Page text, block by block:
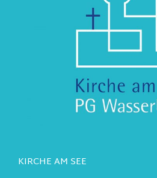
KIRCHE AM SEE